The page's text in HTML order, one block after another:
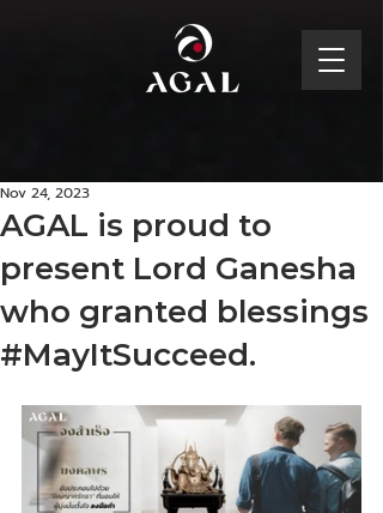
AGAL is proud to
present Lord Ganesha
who granted blessings
#MayItSucceed.
Nov 24, 2023